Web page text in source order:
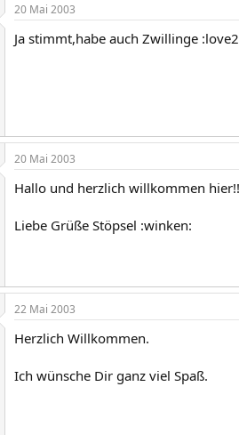
20 Mai 2003
Ja stimmt,habe auch Zwillinge :love2
20 Mai 2003
Hallo und herzlich willkommen
Liebe Grüße Stöpsel :winken:
22 Mai 2003
Herzlich Willkommen.
Ich wünsche Dir ganz viel Spaß.